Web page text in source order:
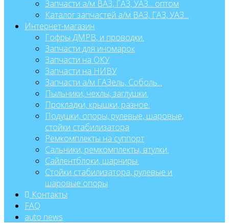
Запчасти а/м ВАЗ, ГАЗ, УАЗ... оптом
Каталог запчастей а/м ВАЗ, ГАЗ, УАЗ...
Интернет-магазин
Гофры ДМРВ, и проводки.
Запчасти для иномарок
Запчасти на ОКУ
Запчасти на НИВУ
Запчасти а/м ГАЗель, Соболь...
Пыльники, чехлы, заглушки.
Прокладки, крышки, разное.
Подушки, опоры, рулевые, шаровые,
стойки стабилизатора
Ремкомплекты на суппорт
Сальники, ремкомплекты, втулки.
Сайлентблоки, шарниры.
Стойки стабилизатора, рулевые и
шаровые опоры
Контакты
FAQ
auto news